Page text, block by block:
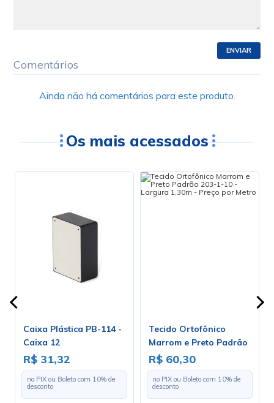
ENVIAR
Comentários
Ainda não há comentários para este produto.
Os mais acessados
Caixa Plástica PB-114 -
Caixa 12
R$ 31,32
no PIX ou Boleto com 10% de
desconto
Tecido Ortofônico
Marrom e Preto Padrão
203-1-10 - Largura 1,30m
- Preço por Metro
R$ 60,30
no PIX ou Boleto com 10% de
desconto